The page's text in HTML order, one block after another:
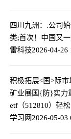
四川九洲：.公司
类;首次！中国又一
雷科技2026-04-26
积极拓展<国>际
矿业展国{防}实力
etf（512810）轻
学习网2026-05-03